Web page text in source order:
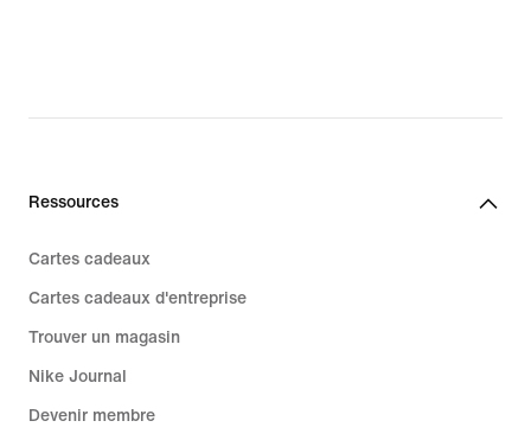
Ressources
Cartes cadeaux
Cartes cadeaux d'entreprise
Trouver un magasin
Nike Journal
Devenir membre